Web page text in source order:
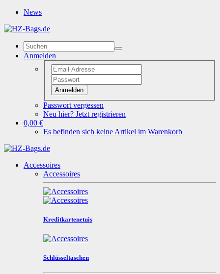
News
Anmelden
Anmelden
Passwort vergessen
Neu hier? Jetzt registrieren
0,00 €
Es befinden sich keine Artikel im Warenkorb
Accessoires
Accessoires
Kreditkartenetuis
Schlüsseltaschen